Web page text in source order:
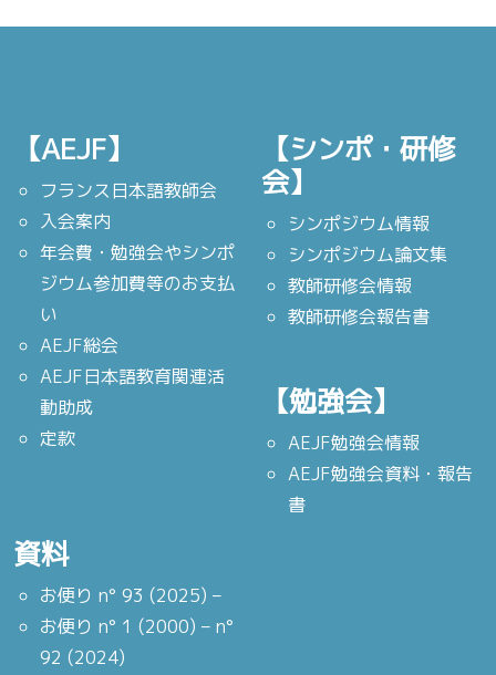
【AEJF】
フランス日本語教師会
入会案内
年会費・勉強会やシンポ
ジウム参加費等のお支払
い
AEJF総会
AEJF日本語教育関連活
動助成
定款
【シンポ・研修
会】
シンポジウム情報
シンポジウム論文集
教師研修会情報
教師研修会報告書
【勉強会】
AEJF勉強会情報
AEJF勉強会資料・報告
書
資料
お便り n° 93 (2025) –
お便り n° 1 (2000) – n°
92 (2024)